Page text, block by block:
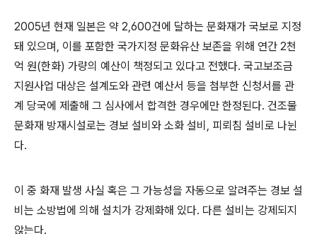
2005년 현재 일본은 약 2,600건에 달하는 문화재가 국보로 지정
돼 있으며, 이를 포함한 국가지정 문화유산 보존을 위해 연간 2천
억 원(한화) 가량의 예산이 책정되고 있다고 전했다. 국고보조금
지원사업 대상은 설계도와 관련 예산서 등을 첨부한 신청서를 관
계 당국에 제출해 그 심사에서 합격한 경우에만 한정된다. 건조물
문화재 방재시설로는 경보 설비와 소화 설비, 피뢰침 설비로 나뉜
다.
이 중 화재 발생 사실 혹은 그 가능성을 자동으로 알려주는 경보 설
비는 소방법에 의해 설치가 강제화해 있다. 다른 설비는 강제되지
않는다.